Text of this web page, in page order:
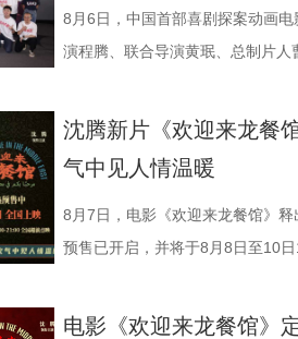
以龙餐馆开业为核心，红灯高挂
闹瞬间。徐福、马俊生（蒋奇明
材，笑意天真烂漫。但表面喜庆
为情感纽带，为画面增添耐人寻
腾 奥马尔·谢里夫.jpg 路演首站在
首站电影《欢迎来龙餐馆》“美味
出、即兴抻面互动点燃气氛，蒋
达菲惊喜出演，孙艺洲特别主演
阳奋强友情出演，童漠男、酷酷
尾彩蛋全员舞力全开 魔性洗
场面，为观众献上一场专属打工
闪烁，沉闷的办公室一秒切换热
动全体员工律动起舞，将所有工
solo气场拉满，霸气夺人；李晨
8月6日，中国首部喜剧探案动画
演程腾、联合导演黄珉、总制片
建、蔡海婷、范哲琛等主创悉数
演 雷淞然）与初入长安的狼妖实
开启了一段笑闹互怼的刺激探案
欢乐热血的冒险故事，以及“喜剧
前点映火热进行中，预售现
沈腾新片《欢迎来龙餐
气中见人情温暖
8月7日，电影《欢迎来龙餐馆》
预售已开启，并将于8月8日至10
远赴中东谋生，在当地与餐馆经
电影《欢迎来龙餐馆》